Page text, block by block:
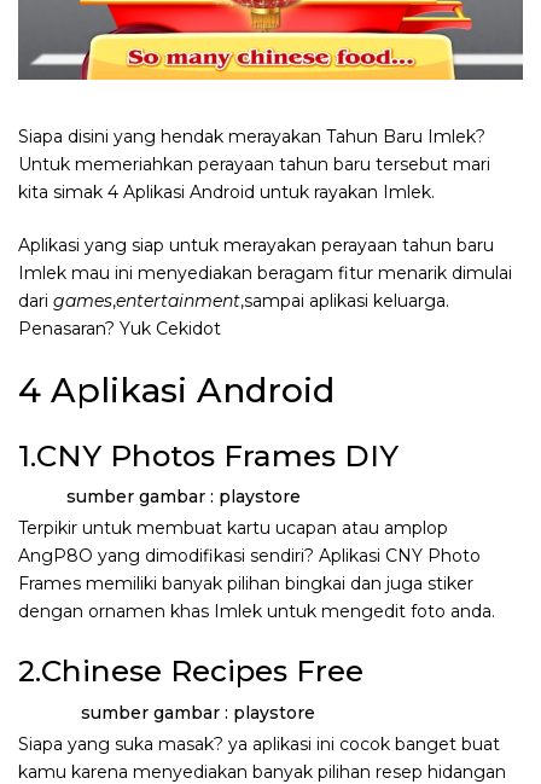
Siapa disini yang hendak merayakan Tahun Baru Imlek?
Untuk memeriahkan perayaan tahun baru tersebut mari
kita simak 4 Aplikasi Android untuk rayakan Imlek.
Aplikasi yang siap untuk merayakan perayaan tahun baru
Imlek mau ini menyediakan beragam fitur menarik dimulai
dari games,entertainment,sampai aplikasi keluarga.
Penasaran? Yuk Cekidot
4 Aplikasi Android
1.CNY Photos Frames DIY
sumber gambar : playstore
Terpikir untuk membuat kartu ucapan atau amplop
AngP8O yang dimodifikasi sendiri? Aplikasi CNY Photo
Frames memiliki banyak pilihan bingkai dan juga stiker
dengan ornamen khas Imlek untuk mengedit foto anda.
2.Chinese Recipes Free
sumber gambar : playstore
Siapa yang suka masak? ya aplikasi ini cocok banget buat
kamu karena menyediakan banyak pilihan resep hidangan